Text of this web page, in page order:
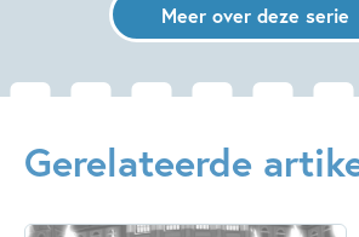
Meer over deze serie
Gerelateerde